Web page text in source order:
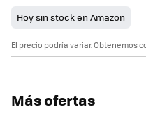
Hoy sin stock en Amazon
El precio podría variar. Obtenemos
Más ofertas